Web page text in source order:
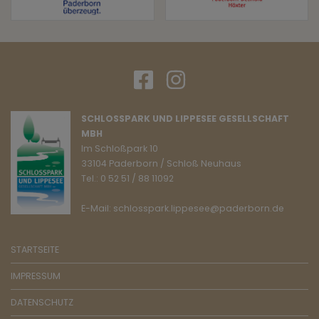
SCHLOSSPARK UND LIPPESEE GESELLSCHAFT
MBH
Im Schloßpark 10
33104 Paderborn / Schloß Neuhaus
Tel.: 0 52 51 / 88 11092
E-Mail: schlosspark.lippesee@paderborn.de
STARTSEITE
IMPRESSUM
DATENSCHUTZ